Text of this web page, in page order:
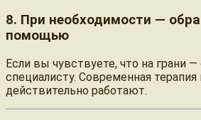
8. При необходимости —
помощью
Если вы чувствуете, что на грани —
специалисту. Современная
действительно работают.